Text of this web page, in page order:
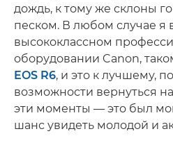
дождь, к тому же склоны
песком. В любом случае я
высококлассном
оборудовании Canon,
EOS R6, и это к лучшему,
возможности вернуться
эти моменты — это был
шанс увидеть молодой и